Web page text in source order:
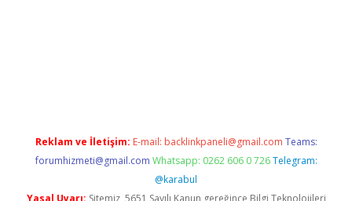
Reklam ve İletişim: E-mail: backlinkpaneli@gmail.com Teams:
forumhizmeti@gmail.com Whatsapp: 0262 606 0 726 Telegram:
@karabul
Yasal Uyarı: Sitemiz, 5651 Sayılı Kanun gereğince Bilgi Teknolojileri